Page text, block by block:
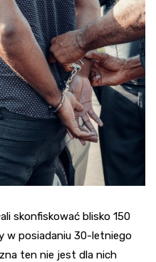
skonfiskować blisko 150
w posiadaniu 30-letniego
ten nie jest dla nich